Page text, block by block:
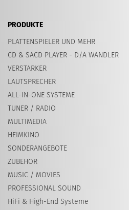
PRODUKTE
PLATTENSPIELER UND MEHR
CD & SACD PLAYER - D/A WANDLER
VERSTARKER
LAUTSPRECHER
ALL-IN-ONE SYSTEME
TUNER / RADIO
MULTIMEDIA
HEIMKINO
SONDERANGEBOTE
ZUBEHOR
MUSIC / MOVIES
PROFESSIONAL SOUND
HiFi & High-End Systeme